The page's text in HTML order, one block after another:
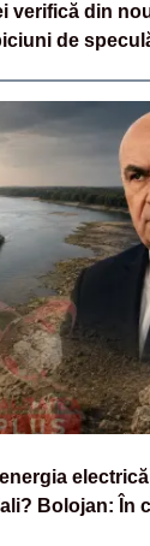
verifică din
de
Bolojan: În